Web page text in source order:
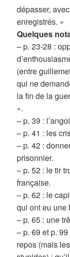
dépasser,
enregistrés. »
Quelques
– p. 23-28 :
(entre
qui ne
la fin de la
».
– p. 39 :
– p. 41 : les
– p. 42 :
prisonnier.
– p. 52 : le tir
française.
– p. 62 : le
qui ont eu une
– p. 65 : une
– p. 69 et p.
repos (mais